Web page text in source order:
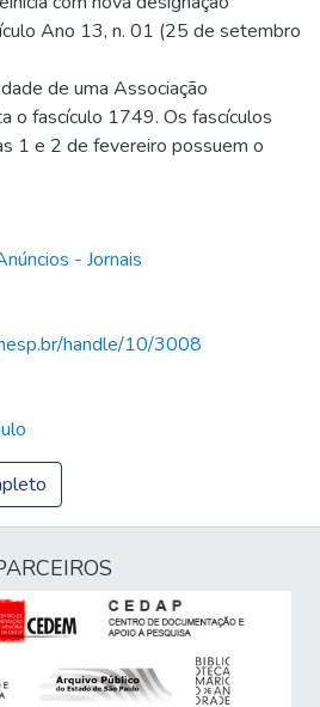
Ano 13, n. 01 (25 de setembro
de uma Associação
o fascículo 1749. Os fascículos
1 e 2 de fevereiro possuem o
- Jornais
handle/10/3008